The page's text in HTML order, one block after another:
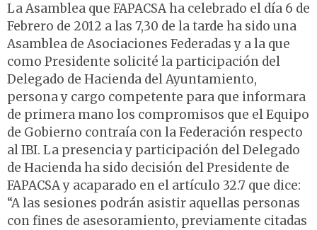
La Asamblea que FAPACSA ha celebrado el día 6 de
Febrero de 2012 a las 7,30 de la tarde ha sido una
Asamblea de Asociaciones Federadas y a la que
como Presidente solicité la participación del
Delegado de Hacienda del Ayuntamiento,
persona y cargo competente para que informara
de primera mano los compromisos que el Equipo
de Gobierno contraía con la Federación respecto
al IBI. La presencia y participación del Delegado
de Hacienda ha sido decisión del Presidente de
FAPACSA y acaparado en el artículo 32.7 que dice:
“A las sesiones podrán asistir aquellas personas
con fines de asesoramiento, previamente citadas